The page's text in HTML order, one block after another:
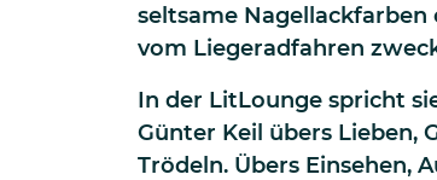
seltsame
vom Liegeradfahren
In der LitLounge spricht
Günter Keil übers Lieben,
Trödeln. Übers Einsehen,